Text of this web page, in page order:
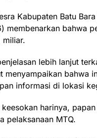
Kabupaten Batu
membenarkan bahwa
miliar.
lebih lanjut
menyampaikan bahwa
informasi di lokasi
harinya,
pelaksanaan MTQ.